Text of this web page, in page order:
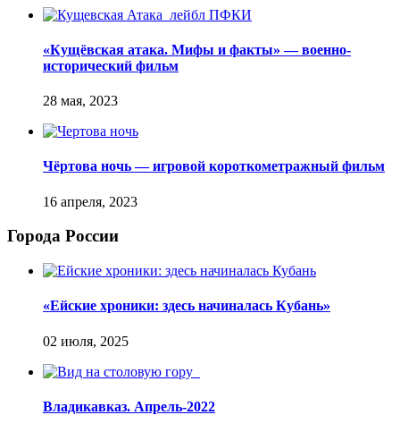
«Кущёвская атака. Мифы и факты» — военно-
исторический фильм
Чёртова ночь — игровой короткометражный фильм
Города России
«Ейские хроники: здесь начиналась Кубань»
Владикавказ. Апрель-2022